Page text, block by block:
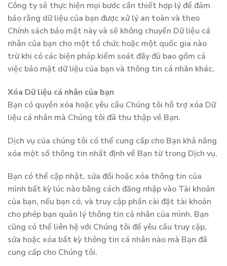
Công ty sẽ thực hiện mọi bước cần thiết hợp lý để đảm
bảo rằng dữ liệu của bạn được xử lý an toàn và theo
Chính sách bảo mật này và sẽ không chuyển Dữ liệu cá
nhân của bạn cho một tổ chức hoặc một quốc gia nào
trừ khi có các biện pháp kiểm soát đầy đủ bao gồm cả
việc bảo mật dữ liệu của bạn và thông tin cá nhân khác.
Xóa Dữ liệu cá nhân của bạn
Bạn có quyền xóa hoặc yêu cầu Chúng tôi hỗ trợ xóa Dữ
liệu cá nhân mà Chúng tôi đã thu thập về Bạn.
Dịch vụ của chúng tôi có thể cung cấp cho Bạn khả năng
xóa một số thông tin nhất định về Bạn từ trong Dịch vụ.
Bạn có thể cập nhật, sửa đổi hoặc xóa thông tin của
mình bất kỳ lúc nào bằng cách đăng nhập vào Tài khoản
của bạn, nếu bạn có, và truy cập phần cài đặt tài khoản
cho phép bạn quản lý thông tin cá nhân của mình. Bạn
cũng có thể liên hệ với Chúng tôi để yêu cầu truy cập,
sửa hoặc xóa bất kỳ thông tin cá nhân nào mà Bạn đã
cung cấp cho Chúng tôi.